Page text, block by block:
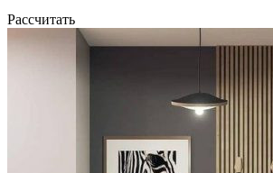
Рассчитать